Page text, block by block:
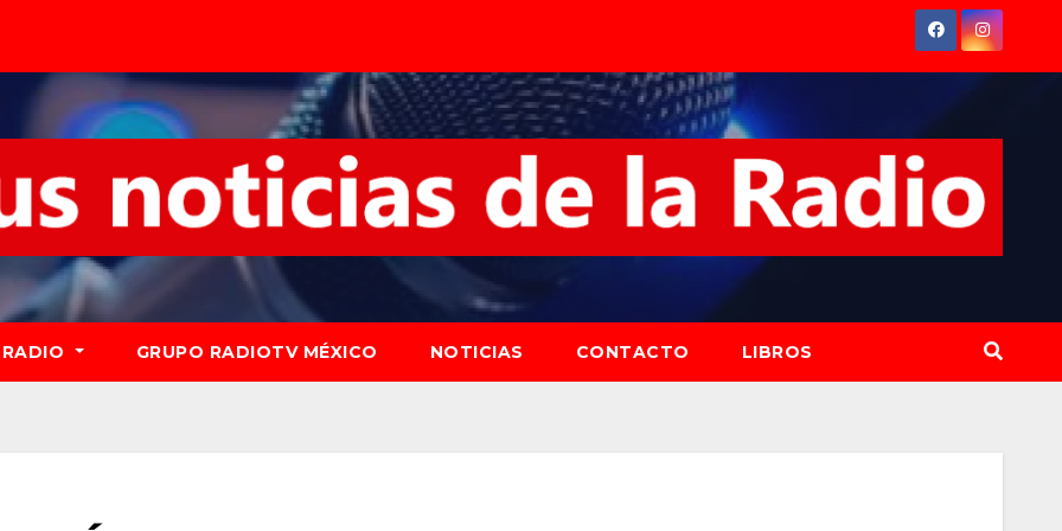
RADIO GRUPO RADIOTV MÉXICO NOTICIAS CONTACTO LIBROS